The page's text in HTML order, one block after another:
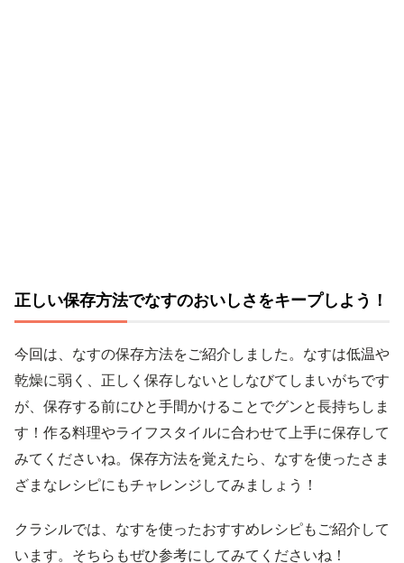
正しい保存方法でなすのおいしさをキープしよう！
今回は、なすの保存方法をご紹介しました。なすは低温や
乾燥に弱く、正しく保存しないとしなびてしまいがちです
が、保存する前にひと手間かけることでグンと長持ちしま
す！作る料理やライフスタイルに合わせて上手に保存して
みてくださいね。保存方法を覚えたら、なすを使ったさま
ざまなレシピにもチャレンジしてみましょう！
クラシルでは、なすを使ったおすすめレシピもご紹介して
います。そちらもぜひ参考にしてみてくださいね！